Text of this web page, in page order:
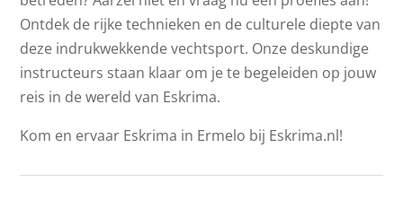
Ontdek de rijke technieken en de culturele diepte van
deze indrukwekkende vechtsport. Onze deskundige
instructeurs staan klaar om je te begeleiden op jouw
reis in de wereld van Eskrima.
Kom en ervaar Eskrima in Ermelo bij Eskrima.nl!